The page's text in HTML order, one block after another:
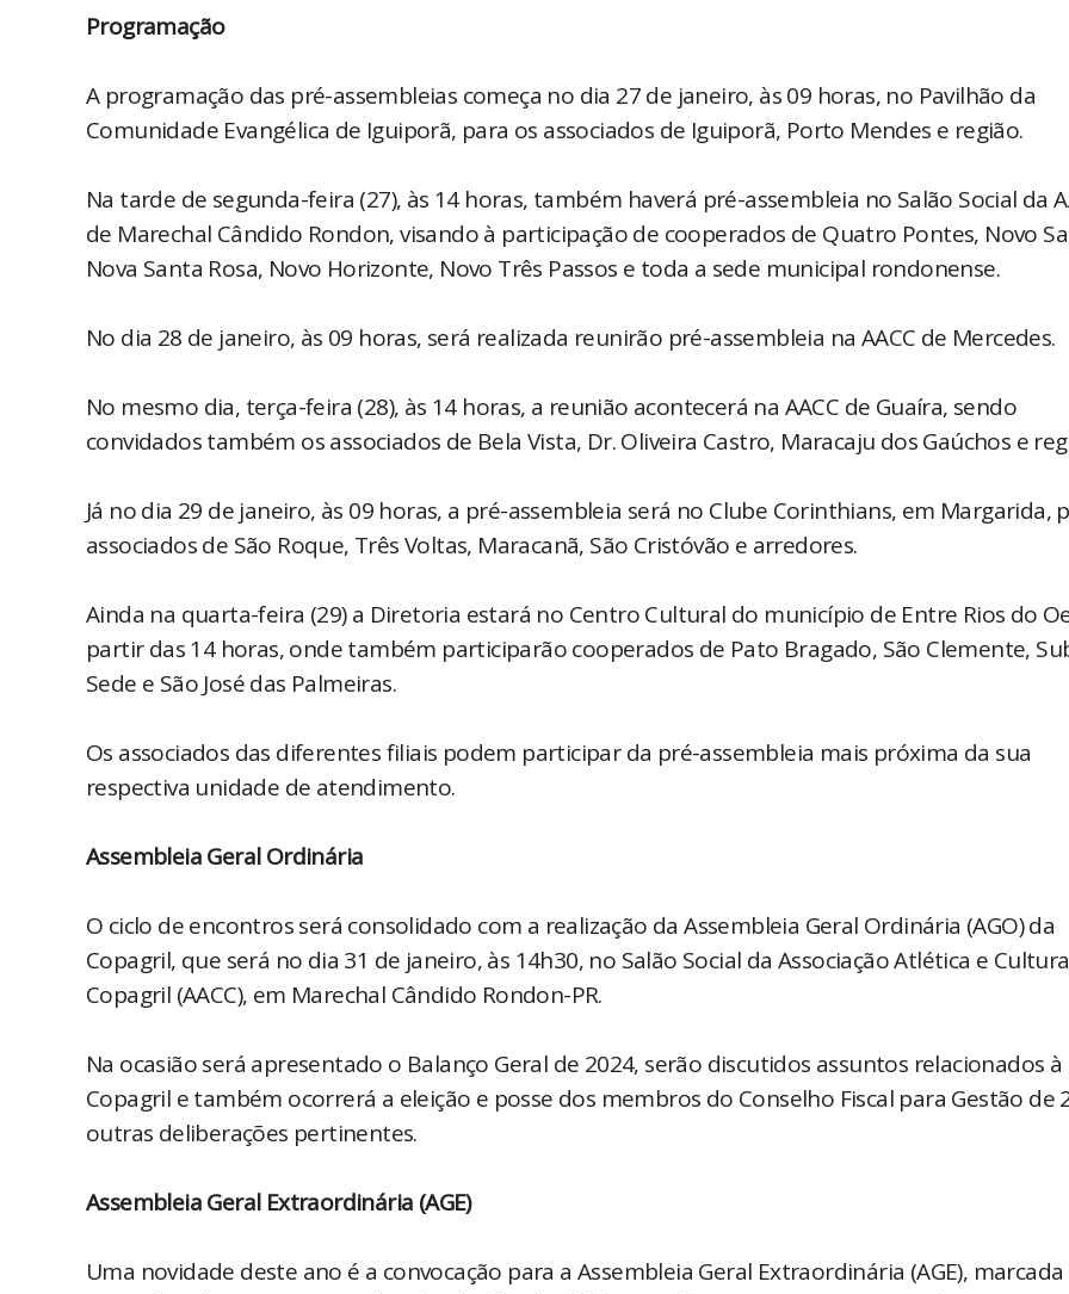
Programação
A programação das pré-assembleias começa no dia 27 de janeiro, às 09 horas, no Pavilhão da
Comunidade Evangélica de Iguiporã, para os associados de Iguiporã, Porto Mendes e região.
Na tarde de segunda-feira (27), às 14 horas, também haverá pré-assembleia no Salão Social da
de Marechal Cândido Rondon, visando à participação de cooperados de Quatro Pontes, Novo
Nova Santa Rosa, Novo Horizonte, Novo Três Passos e toda a sede municipal rondonense.
No dia 28 de janeiro, às 09 horas, será realizada reunirão pré-assembleia na AACC de Mercedes.
No mesmo dia, terça-feira (28), às 14 horas, a reunião acontecerá na AACC de Guaíra, sendo
convidados também os associados de Bela Vista, Dr. Oliveira Castro, Maracaju dos Gaúchos e
Já no dia 29 de janeiro, às 09 horas, a pré-assembleia será no Clube Corinthians, em Margarida,
associados de São Roque, Três Voltas, Maracanã, São Cristóvão e arredores.
Ainda na quarta-feira (29) a Diretoria estará no Centro Cultural do município de Entre Rios do
partir das 14 horas, onde também participarão cooperados de Pato Bragado, São Clemente,
Sede e São José das Palmeiras.
Os associados das diferentes filiais podem participar da pré-assembleia mais próxima da sua
respectiva unidade de atendimento.
Assembleia Geral Ordinária
O ciclo de encontros será consolidado com a realização da Assembleia Geral Ordinária (AGO) da
Copagril, que será no dia 31 de janeiro, às 14h30, no Salão Social da Associação Atlética e
Copagril (AACC), em Marechal Cândido Rondon-PR.
Na ocasião será apresentado o Balanço Geral de 2024, serão discutidos assuntos relacionados à
Copagril e também ocorrerá a eleição e posse dos membros do Conselho Fiscal para Gestão de
outras deliberações pertinentes.
Assembleia Geral Extraordinária (AGE)
Uma novidade deste ano é a convocação para a Assembleia Geral Extraordinária (AGE),